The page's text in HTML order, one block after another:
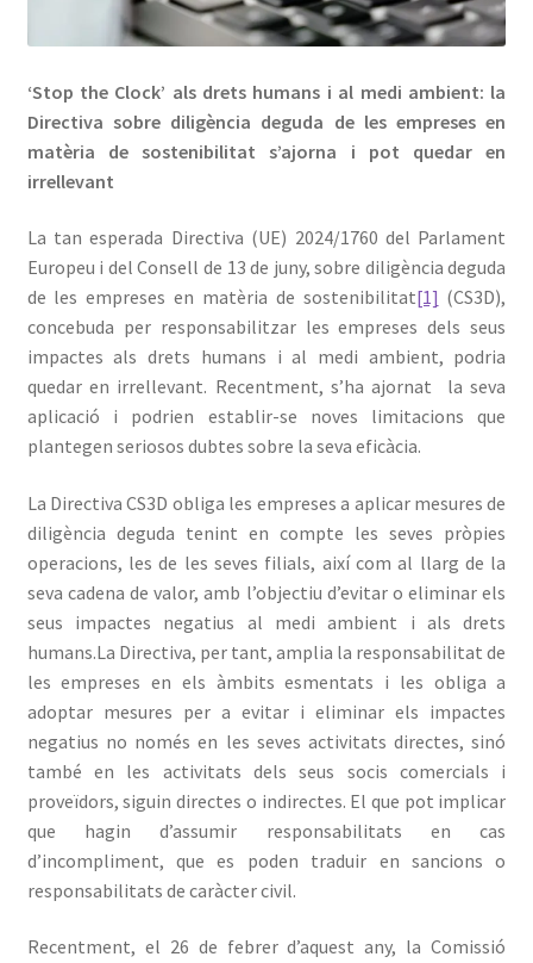
‘Stop the Clock’ als drets humans i al medi ambient: la
Directiva sobre diligència deguda de les empreses en
matèria de sostenibilitat
s’ajorna i pot quedar en
irrellevant
La tan esperada Directiva (UE) 2024/1760 del Parlament
Europeu i del Consell de 13 de juny, sobre diligència deguda
de les empreses en matèria de sostenibilitat[1] (CS3D),
concebuda per responsabilitzar les empreses dels seus
impactes als drets humans i al medi ambient, podria
quedar en irrellevant. Recentment, s’ha ajornat la seva
aplicació i podrien establir-se noves limitacions que
plantegen seriosos dubtes sobre la seva eficàcia.
La Directiva CS3D obliga les empreses a aplicar mesures de
diligència deguda tenint en compte les seves pròpies
operacions, les de les seves filials, així com al llarg de la
seva cadena de valor, amb l’objectiu d’evitar o eliminar els
seus impactes negatius al medi ambient i als drets
humans.La Directiva, per tant, amplia la responsabilitat de
les empreses en els àmbits esmentats i les obliga a
adoptar mesures per a evitar i eliminar els impactes
negatius no només en les seves activitats directes, sinó
també en les activitats dels seus socis comercials i
proveïdors, siguin directes o indirectes. El que pot implicar
que hagin d’assumir responsabilitats en cas
d’incompliment, que es poden traduir en sancions o
responsabilitats de caràcter civil.
Recentment, el 26 de febrer d’aquest any, la Comissió